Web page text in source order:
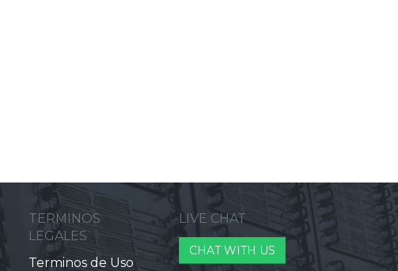
TERMINOS
LEGALES
Terminos de Uso
LIVE CHAT
CHAT WITH US